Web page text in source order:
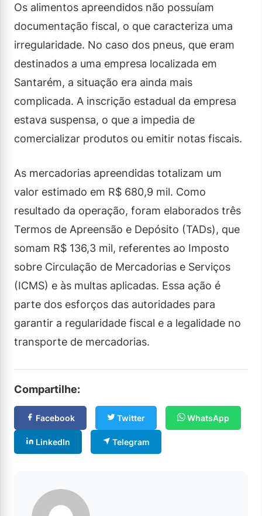
Os alimentos apreendidos não possuíam
documentação fiscal, o que caracteriza uma
irregularidade. No caso dos pneus, que eram
destinados a uma empresa localizada em
Santarém, a situação era ainda mais
complicada. A inscrição estadual da empresa
estava suspensa, o que a impedia de
comercializar produtos ou emitir notas fiscais.
As mercadorias apreendidas totalizam um
valor estimado em R$ 680,9 mil. Como
resultado da operação, foram elaborados três
Termos de Apreensão e Depósito (TADs), que
somam R$ 136,3 mil, referentes ao Imposto
sobre Circulação de Mercadorias e Serviços
(ICMS) e às multas aplicadas. Essa ação é
parte dos esforços das autoridades para
garantir a regularidade fiscal e a legalidade no
transporte de mercadorias.
Compartilhe:
Facebook Twitter WhatsApp
LinkedIn Telegram